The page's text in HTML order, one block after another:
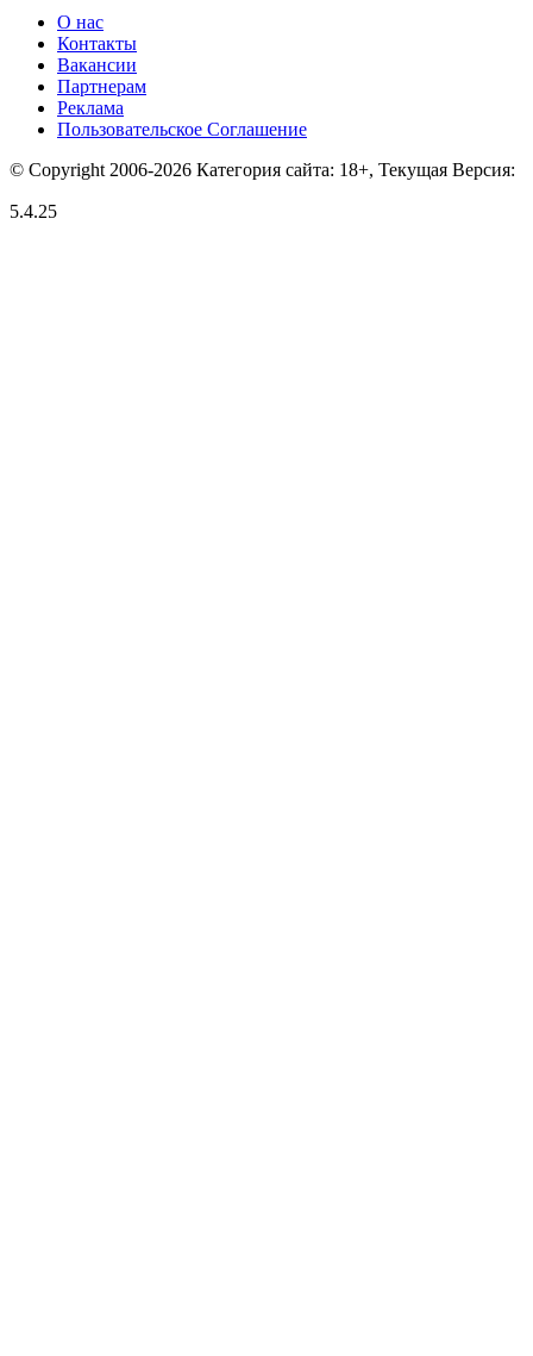
О нас
Контакты
Вакансии
Партнерам
Реклама
Пользовательское Соглашение
© Copyright 2006-2026 Категория сайта: 18+, Текущая Версия:
5.4.25